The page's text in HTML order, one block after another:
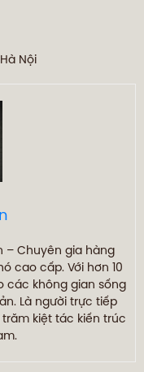
Nội
– Chuyên gia hàng
cao cấp. Với hơn 10
các không gian sống
Là người trực tiếp
kiệt tác kiến trúc